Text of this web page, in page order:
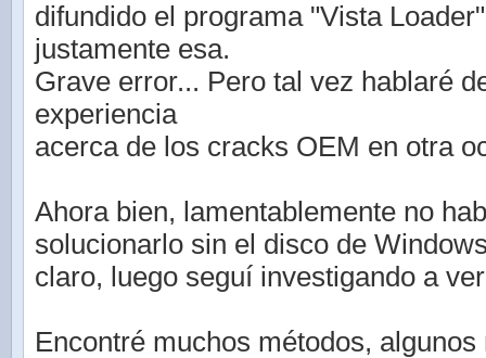
difundido el programa "Vista
justamente esa.
Grave error... Pero tal vez hablaré
experiencia
acerca de los cracks OEM en otra
Ahora bien, lamentablemente no
solucionarlo sin el disco de
claro, luego seguí investigando a
Encontré muchos métodos,